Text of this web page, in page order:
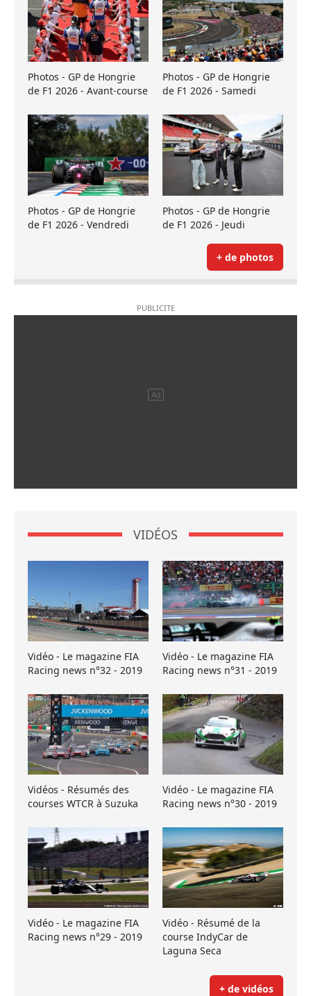
Photos - GP de Hongrie
de F1 2026 - Avant-course
Photos - GP de Hongrie
de F1 2026 - Samedi
Photos - GP de Hongrie
de F1 2026 - Vendredi
Photos - GP de Hongrie
de F1 2026 - Jeudi
+ de photos
VIDÉOS
Vidéo - Le magazine FIA
Racing news n°32 - 2019
Vidéo - Le magazine FIA
Racing news n°31 - 2019
Vidéos - Résumés des
courses WTCR à Suzuka
Vidéo - Le magazine FIA
Racing news n°30 - 2019
Vidéo - Le magazine FIA
Racing news n°29 - 2019
Vidéo - Résumé de la
course IndyCar de
Laguna Seca
+ de vidéos